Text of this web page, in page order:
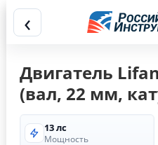
‹
Двигатель
(вал, 22 мм,
13 лс
Мощность